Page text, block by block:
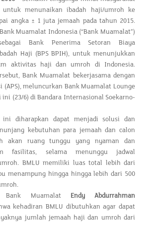
menunaikan ibadah haji/umroh ke
angka ± 1 juta jemaah pada tahun 2015.
Muamalat Indonesia (“Bank Muamalat”)
Bank Penerima Setoran Biaya
Haji (BPS BPIH), untuk menunjukkan
aktivitas haji dan umroh di Indonesia.
Bank Muamalat bekerjasama dengan
(APS), meluncurkan Bank Muamalat Lounge
ini (23/6) di Bandara Internasional Soekarno-
ini diharapkan dapat menjadi solusi dan
kebutuhan para jemaah dan calon
akan ruang tunggu yang nyaman dan
fasilitas, selama menunggu jadwal
BMLU memiliki luas total lebih dari
menampung hingga hingga lebih dari 500
Bank Muamalat Endy Abdurrahman
kehadiran BMLU dibutuhkan agar dapat
jumlah jemaah haji dan umroh dari